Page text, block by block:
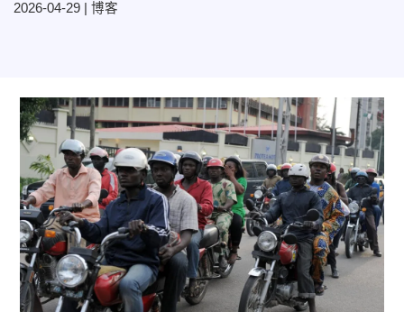
2026-04-29 博客